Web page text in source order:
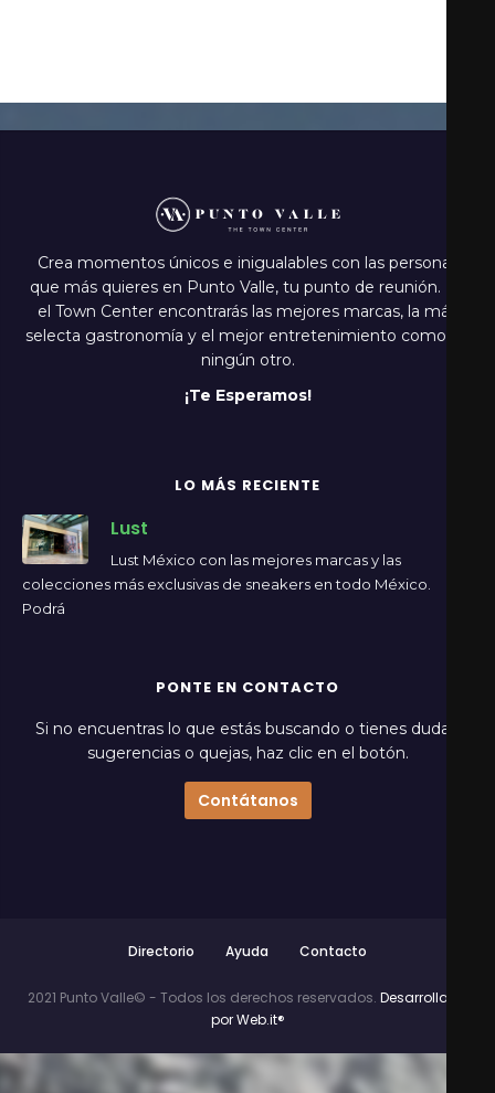
Crea momentos únicos e inigualables con las personas
que más quieres en Punto Valle, tu punto de reunión. En
el Town Center encontrarás las mejores marcas, la más
selecta gastronomía y el mejor entretenimiento como en
ningún otro.
¡Te Esperamos!
LO MÁS RECIENTE
Lust
Lust México con las mejores marcas y las
colecciones más exclusivas de sneakers en todo México.
Podrá
PONTE EN CONTACTO
Si no encuentras lo que estás buscando o tienes dudas,
sugerencias o quejas, haz clic en el botón.
Contátanos
Directorio Ayuda Contacto
2021 Punto Valle© - Todos los derechos reservados. Desarrollado
por Web.it®